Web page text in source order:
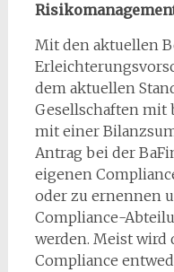
Mit den aktuellen
dem aktuellen
Gesellschaften mit
mit einer
Antrag bei der
eigenen
oder zu ernennen
Compliance-
werden. Meist wird
Compliance